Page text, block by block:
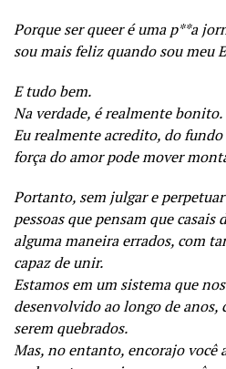
Porque ser queer é uma p**a
sou mais feliz quando sou meu
E tudo bem.
Na verdade, é realmente bonito.
Eu realmente acredito, do fundo
força do amor pode mover
Portanto, sem julgar e
pessoas que pensam que casais
alguma maneira errados, com
capaz de unir.
Estamos em um sistema que
desenvolvido ao longo de anos,
serem quebrados.
Mas, no entanto, encorajo você